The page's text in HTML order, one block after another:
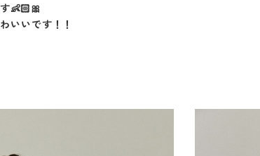
👶🏻🎀
いいです！！